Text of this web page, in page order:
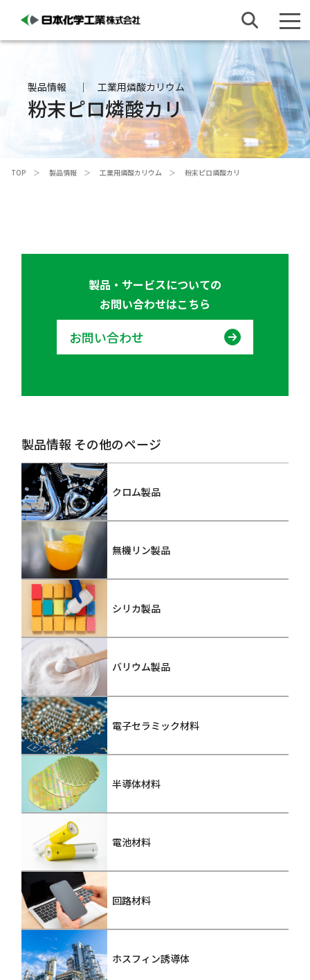
製品情報 工業用燐酸カリウム
粉末ピロ燐酸カリ
TOP 製品情報 工業用燐酸カリウム 粉末ピロ燐酸カリ
製品・サービスについての
お問い合わせはこちら
お問い合わせ
製品情報 その他のページ
クロム製品
無機リン製品
シリカ製品
バリウム製品
電子セラミック材料
半導体材料
電池材料
回路材料
ホスフィン誘導体